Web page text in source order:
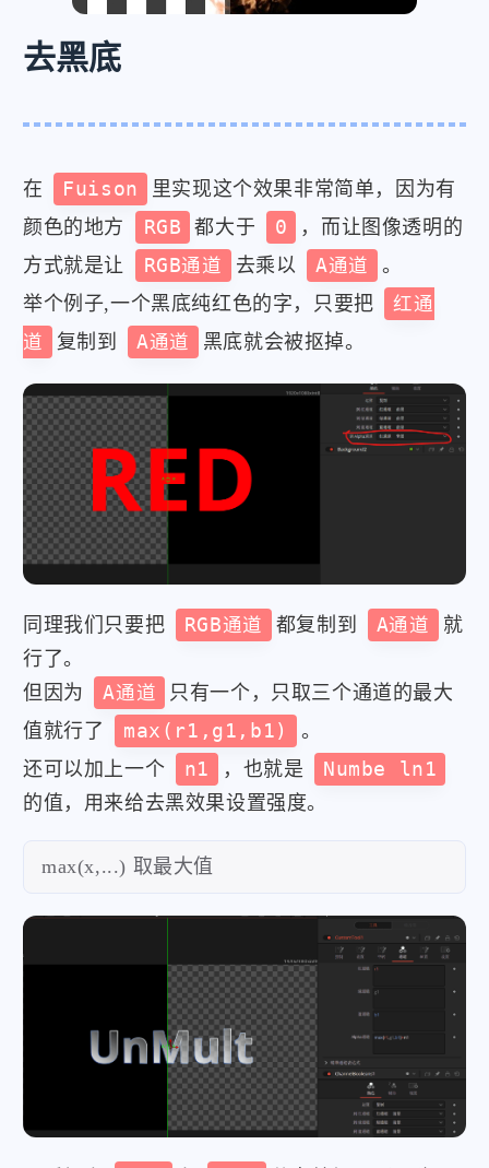
去黑底
在 Fuison
里实现这个效果非常简单，因为有
颜色的地方
RGB 都大于 0
，而让图像透明的
方式就是让
RGB通道 去乘以 A通道
。
举个例子,一个黑底纯红色的字，只要把
红通
道
复制到 A通道 黑底就会被抠掉。
同理我们只要把 RGB通道 都复制到 A通道
就
行了。
但因为
A通道
只有一个，只取三个通道的最大
值就行了
max(r1,g1,b1)
。
还可以加上一个
n1 ，也就是
Numbe ln1
的值，用来给去黑效果设置强度。
max(x,...) 取最大值